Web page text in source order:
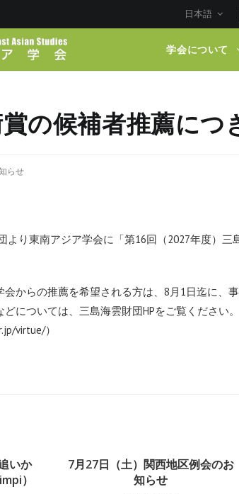
日本語
学会について
の候補者推薦につ
らせ
より東南アジア学会に「第16回（2027年度）三
からの推薦を希望される方は、 8月1日迄に、
については、 三島海雲財団HPをご覧ください。
jp/virtue/）
いか
）
7月27日（土）関西地区例会のお
知らせ